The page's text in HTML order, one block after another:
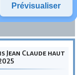
Jean Claude haut